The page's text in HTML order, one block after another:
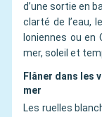
d’une sortie en
clarté de l’eau,
Ioniennes ou en
mer, soleil et
Flâner dans les
mer
Les ruelles